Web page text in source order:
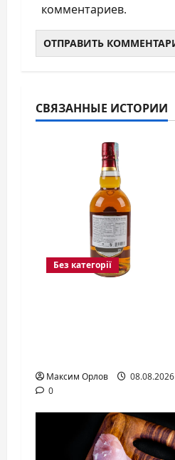
комментариев.
СВЯЗАННЫЕ ИСТОРИИ
Без категорії
Максим Орлов
08.08.2026
0